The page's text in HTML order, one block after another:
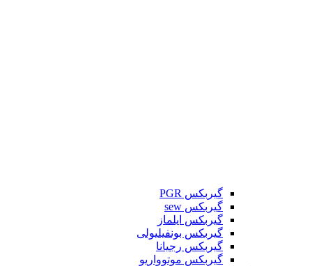
گیربکس PGR
گیربکس sew
گیربکس ایلماز
گیربکس بونفیلیولی
گیربکس رجیانا
گیربکس موتوواریو